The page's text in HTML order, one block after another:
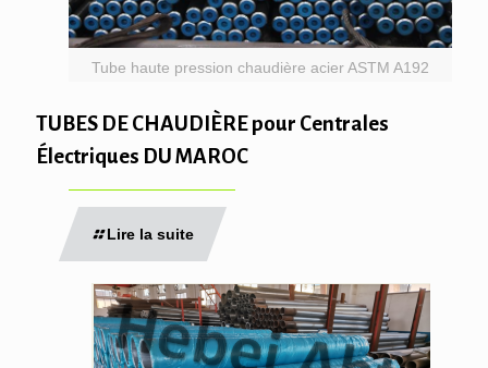
Tube haute pression chaudière acier ASTM A192
TUBES DE CHAUDIÈRE pour Centrales
Électriques DU MAROC
Lire la suite